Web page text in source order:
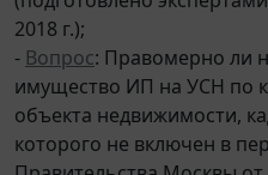
2018 г.);
- Вопрос: Правомерно ли
имущество ИП на УСН по
объекта недвижимости,
которого не включен в